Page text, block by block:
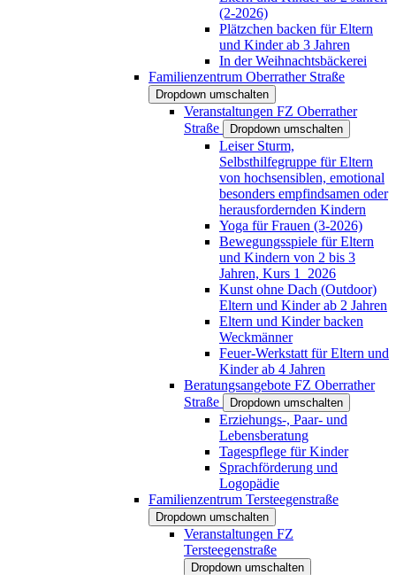
(2-2026)
Plätzchen backen für Eltern
und Kinder ab 3 Jahren
In der Weihnachtsbäckerei
Familienzentrum Oberrather Straße
Dropdown umschalten
Veranstaltungen FZ Oberrather
Straße
Dropdown umschalten
Leiser Sturm,
Selbsthilfegruppe für Eltern
von hochsensiblen, emotional
besonders empfindsamen oder
herausfordernden Kindern
Yoga für Frauen (3-2026)
Bewegungsspiele für Eltern
und Kindern von 2 bis 3
Jahren, Kurs 1_2026
Kunst ohne Dach (Outdoor)
Eltern und Kinder ab 2 Jahren
Eltern und Kinder backen
Weckmänner
Feuer-Werkstatt für Eltern und
Kinder ab 4 Jahren
Beratungsangebote FZ Oberrather
Straße
Dropdown umschalten
Erziehungs-, Paar- und
Lebensberatung
Tagespflege für Kinder
Sprachförderung und
Logopädie
Familienzentrum Tersteegenstraße
Dropdown umschalten
Veranstaltungen FZ
Tersteegenstraße
Dropdown umschalten